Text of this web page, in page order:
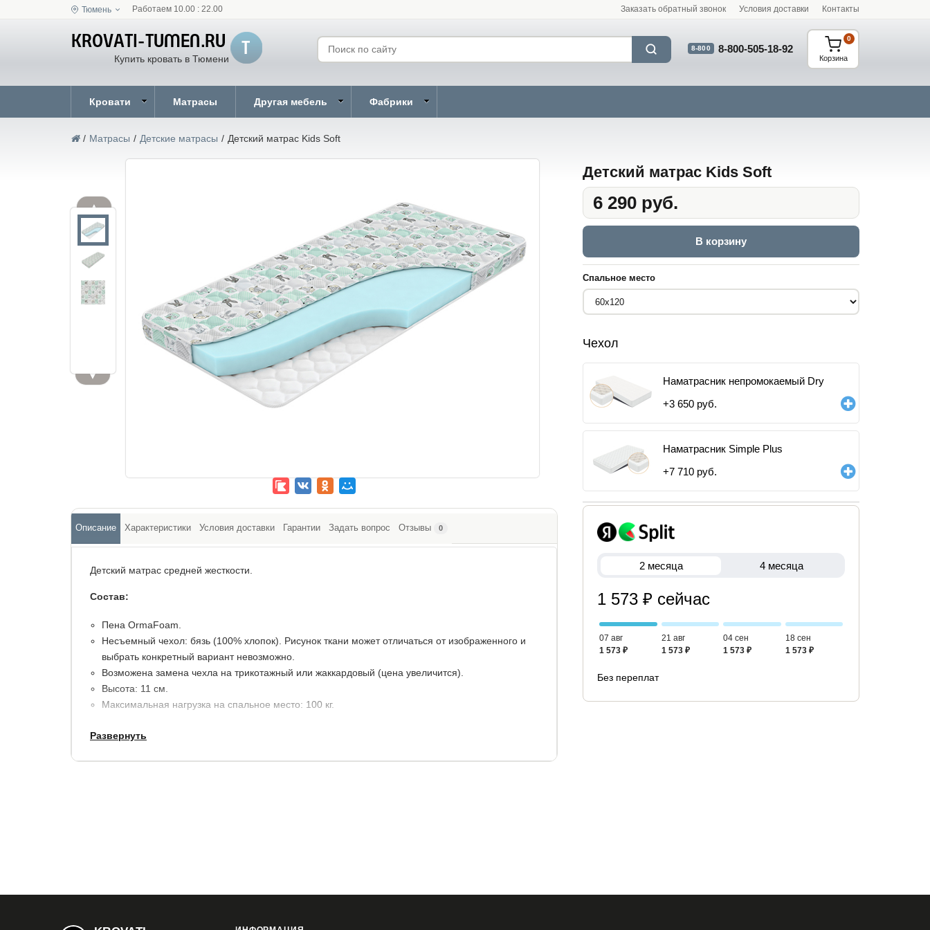
Тюмень Работаем 10.00 : 22.00 Заказать обратный звонок Условия доставки Контакты
Купить кровать в Тюмени
8-800 8-800-505-18-92
Корзина
0
Кровати Матрасы Другая мебель Фабрики
/ Матрасы / Детские матрасы / Детский матрас Kids Soft
▲
▼
Детский матрас Kids Soft
6 290 руб.
В корзину
Спальное место
Чехол
Наматрасник непромокаемый Dry
+3 650 руб.
Наматрасник Simple Plus
+7 710 руб.
2 месяца 4 месяца
1 573 ₽ сейчас
07 авг
1 573 ₽
21 авг
1 573 ₽
04 сен
1 573 ₽
18 сен
1 573 ₽
Без переплат
Описание Характеристики Условия доставки Гарантии Задать вопрос Отзывы 0
Детский матрас средней жесткости.
Состав:
Пена OrmaFoam.
Несъемный чехол: бязь (100% хлопок). Рисунок ткани может отличаться от изображенного и
выбрать конкретный вариант невозможно.
Возможена замена чехла на трикотажный или жаккардовый (цена увеличится).
Высота: 11 см.
Максимальная нагрузка на спальное место: 100 кг.
Развернуть